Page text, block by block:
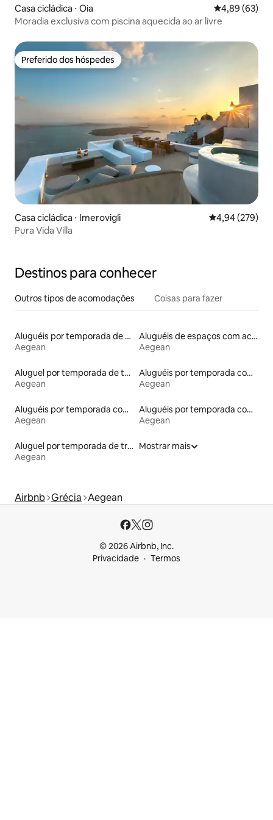
Casa cicládica ⋅ Oia 4,89 de uma
4,89 (63)
Moradia exclusiva com piscina aquecida ao ar livre
Preferido dos hóspedes
Preferido dos hóspedes
Casa cicládica ⋅ Imerovigli 4,94 de uma
4,94 (279)
Pura Vida Villa
Destinos para conhecer
Outros tipos de acomodações Coisas para fazer
Aluguéis por temporada de acomodações de luxo
Aegean
Aluguéis de espaços com acesso direto a pistas de esqui
Aegean
Aluguel por temporada de tendas
Aegean
Aluguéis por temporada com banheira de hidromassagem
Aegean
Aluguéis por temporada com caiaque
Aegean
Aluguéis por temporada com banheiro para PCD
Aegean
Aluguel por temporada de trailers
Aegean
Mostrar mais
Airbnb Grécia Aegean
© 2026 Airbnb, Inc.
Privacidade
Termos